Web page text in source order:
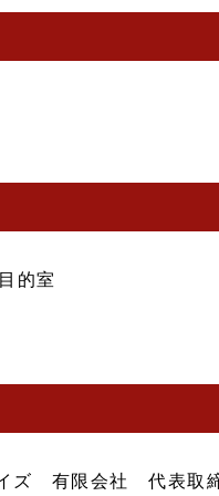
的室
ズ 有限会社 代表